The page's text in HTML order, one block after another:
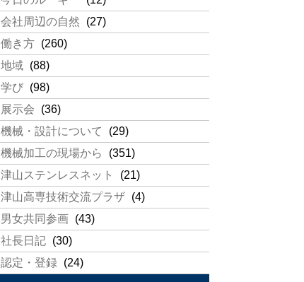
会社周辺の自然
(27)
働き方 (260)
地域 (88)
学び (98)
展示会
(36)
機械・設計について
(29)
機械加工の現場から
(351)
津山ステンレスネット
(21)
津山高専技術交流プラザ (4)
男女共同参画 (43)
社長日記 (30)
認定・登録 (24)